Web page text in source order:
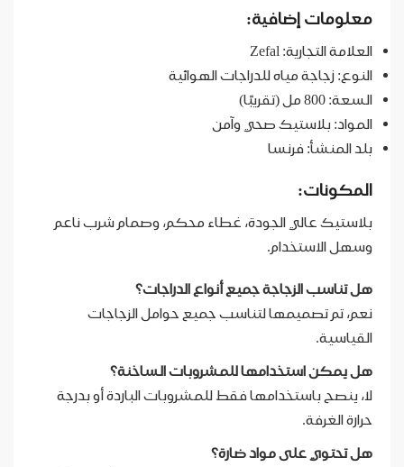
معلومات إضافية:
العلامة التجارية: Zefal
النوع: زجاجة مياه للدراجات الهوائية
السعة: 800 مل (تقريبًا)
المواد: بلاستيك صحي وآمن
بلد المنشأ: فرنسا
المكونات:
بلاستيك عالي الجودة، غطاء محكم، وصمام شرب ناعم
وسهل الاستخدام.
هل تناسب الزجاجة جميع أنواع الدراجات؟
نعم، تم تصميمها لتناسب جميع حوامل الزجاجات
القياسية.
هل يمكن استخدامها للمشروبات الساخنة؟
لا، ينصح باستخدامها فقط للمشروبات الباردة أو بدرجة
حرارة الغرفة.
هل تحتوي على مواد ضارة؟